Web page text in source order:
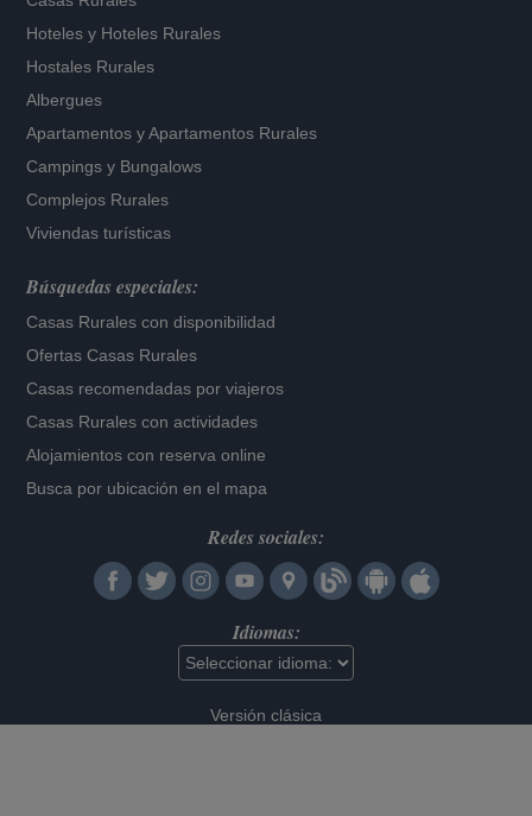
Hoteles y Hoteles Rurales
Hostales Rurales
Albergues
Apartamentos yApartamentos Rurales
Campings y Bungalows
Complejos Rurales
Viviendas turísticas
Búsquedas especiales:
Casas Rurales con disponibilidad
Ofertas Casas Rurales
Casas recomendadas por viajeros
Casas Rurales con actividades
Alojamientos con reserva online
Busca por ubicación en el mapa
Redes sociales:
Idiomas:
Versión clásica